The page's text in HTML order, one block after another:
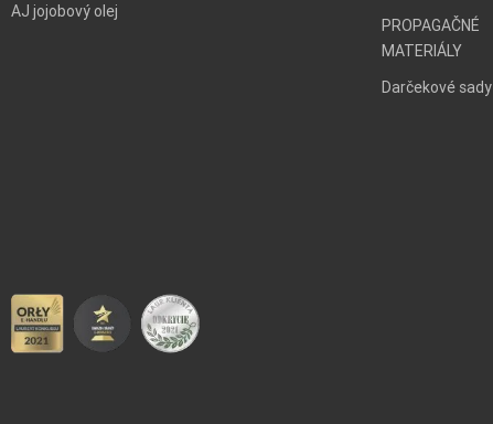
AJ jojobový olej
PROPAGAČNÉ
MATERIÁLY
Darčekové sady